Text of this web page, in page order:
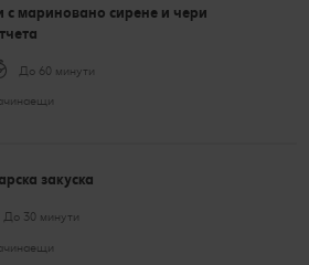
с мариновано сирене и чери
До 60 минути
закуска
До 30 минути